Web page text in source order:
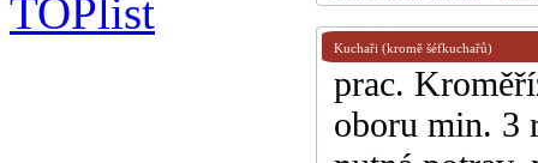
Kuchaři (kromě šéfkuchařů)
prac.
oboru min. 3